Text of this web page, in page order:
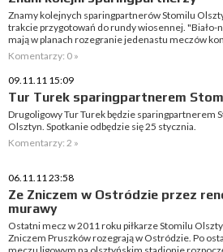
Znamy kolejnych sparingpartnerów Stomilu
trakcie przygotowań do rundy wiosennej. "Biało-
mają w planach rozegranie jedenastu meczów
Komentarzy: 0 »
09.11.11 15:09
Tur Turek sparingpartnerem
Drugoligowy Tur Turek będzie sparingpartnerem
Olsztyn. Spotkanie odbędzie się 25 stycznia.
Komentarzy: 2 »
06.11.11 23:58
Ze Zniczem w Ostródzie przez
murawy
Ostatni mecz w 2011 roku piłkarze Stomilu
Zniczem Pruszków rozegrają w Ostródzie. Po